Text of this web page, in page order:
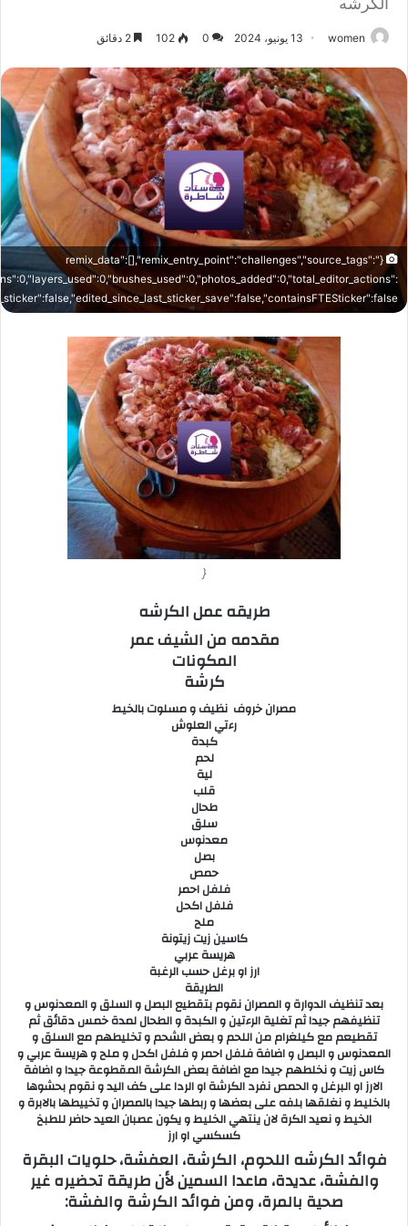
women 13 يونيو، 2024 0
102
{"remix_data":[],"remix_entry_point":"challenges","source_tags":
{
طريقه عمل الكرشه
مقدمه من الشيف عمر
المكونات
كرشة
مصران خروف نظيف و مسلوت بالخيط
رءتي العلوش
كبدة
لحم
لية
قلب
طحال
سلق
معدنوس
بصل
حمص
فلفل احمر
فلفل اكحل
ملح
كاسين زيت زيتونة
هريسة عربي
ارز او برغل حسب الرغبة
الطريقة
بعد تنظيف الدوارة و المصران نقوم بتقطيع البصل و السلق و المعدنوس و
تنظيفهم جيدا ثم تغلية الرءتين و الكبدة و الطحال لمدة خمس دقائق ثم
تقطيعم مع كيلغرام من اللحم و بعض الشحم و تخليطهم مع السلق و
المعدنوس و البصل و اضافة فلفل احمر و فلفل اكحل و ملح و هريسة عربي و
كاس زيت و نخلطهم جيدا مع اضافة بعض الكرشة المقطوعة جيدا و اضافة
الارز او البرغل و الحمص نفرد الكرشة او الردا على كف اليد و نقوم بحشوها
بالخليط و نغلقها بلفه على بعضها و ربطها جيدا بالمصران و تخييطها بالابرة و
الخيط و نعيد الكرة لان ينتهي الخليط و يكون عصبان العيد حاضر للطبخ
كسكسي او ارز
فوائد الكرشه اللحوم، الكرشة، العفشة، حلويات البقرة
والفشة، عديدة، ماعدا السمين لأن طريقة تحضيره غير
صحية بالمرة، ومن فوائد الكرشة والفشة: